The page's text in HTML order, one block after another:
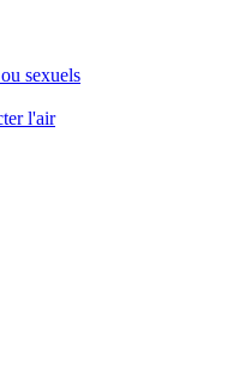
sexuels
l'air